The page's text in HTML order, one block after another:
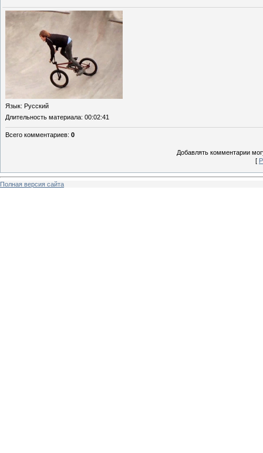
Язык: Русский
Длительность материала: 00:02:41
Всего комментариев: 0
Добавлять комментарии
[
Полная версия сайта